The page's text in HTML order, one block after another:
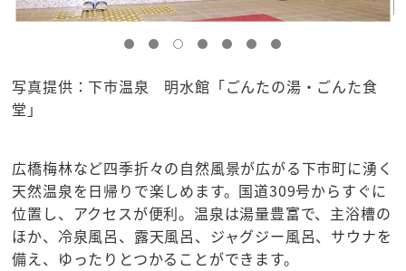
写真提供：下市温泉 明水館「ごんたの湯・ごんた食
堂」
広橋梅林など四季折々の自然風景が広がる下市町に湧く
天然温泉を日帰りで楽しめます。国道309号からすぐに
位置し、アクセスが便利。温泉は湯量豊富で、主浴槽の
ほか、冷泉風呂、露天風呂、ジャグジー風呂、サウナを
備え、ゆったりとつかることができます。